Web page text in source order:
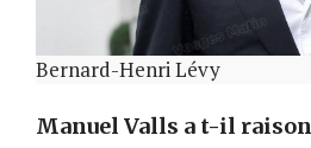
Bernard-Henri Lévy
Manuel Valls a t-il